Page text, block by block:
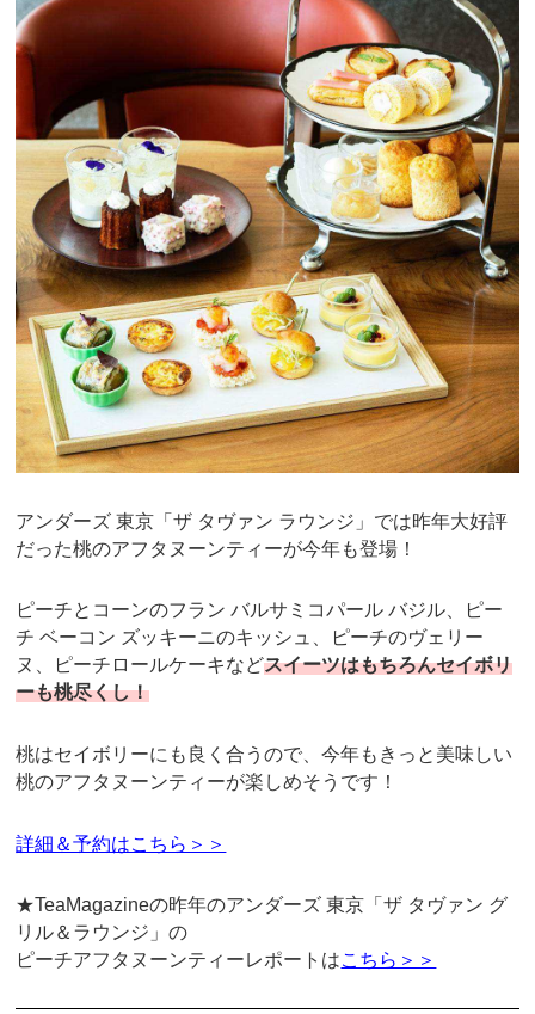
アンダーズ 東京「ザ タヴァン ラウンジ」では昨年大好評
だった桃のアフタヌーンティーが今年も登場！
ピーチとコーンのフラン バルサミコパール バジル、ピー
チ ベーコン ズッキーニのキッシュ、ピーチのヴェリー
ヌ、ピーチロールケーキなどスイーツはもちろんセイボリ
ーも桃尽くし！
桃はセイボリーにも良く合うので、今年もきっと美味しい
桃のアフタヌーンティーが楽しめそうです！
詳細＆予約はこちら＞＞
★TeaMagazineの昨年のアンダーズ 東京「ザ タヴァン グ
リル＆ラウンジ」の
ピーチアフタヌーンティーレポートはこちら＞＞